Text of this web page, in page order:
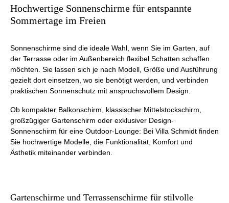
Hochwertige Sonnenschirme für entspannte
Sommertage im Freien
Sonnenschirme sind die ideale Wahl, wenn Sie im Garten, auf
der Terrasse oder im Außenbereich flexibel Schatten schaffen
möchten. Sie lassen sich je nach Modell, Größe und Ausführung
gezielt dort einsetzen, wo sie benötigt werden, und verbinden
praktischen Sonnenschutz mit anspruchsvollem Design.
Ob kompakter Balkonschirm, klassischer Mittelstockschirm,
großzügiger Gartenschirm oder exklusiver Design-
Sonnenschirm für eine Outdoor-Lounge: Bei Villa Schmidt finden
Sie hochwertige Modelle, die Funktionalität, Komfort und
Ästhetik miteinander verbinden.
Gartenschirme und Terrassenschirme für stilvolle